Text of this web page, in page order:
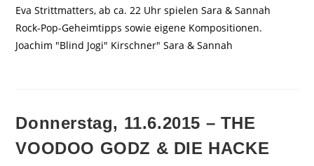
Eva Strittmatters, ab ca. 22 Uhr spielen Sara & Sannah
Rock-Pop-Geheimtipps sowie eigene Kompositionen.
Joachim "Blind Jogi" Kirschner" Sara & Sannah
Donnerstag, 11.6.2015 – THE
VOODOO GODZ & DIE HACKE